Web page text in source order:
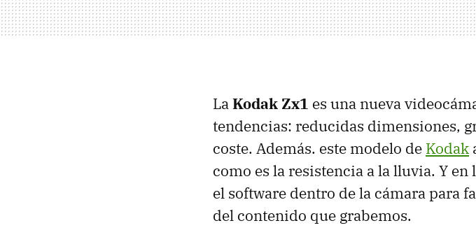
LaKodak Zx1 es una nueva
tendencias: reducidas dimensiones,
coste. Además. este modelo de Kodak
como es la resistencia a la lluvia. Y
el software dentro de la cámara para
del contenido que grabemos.